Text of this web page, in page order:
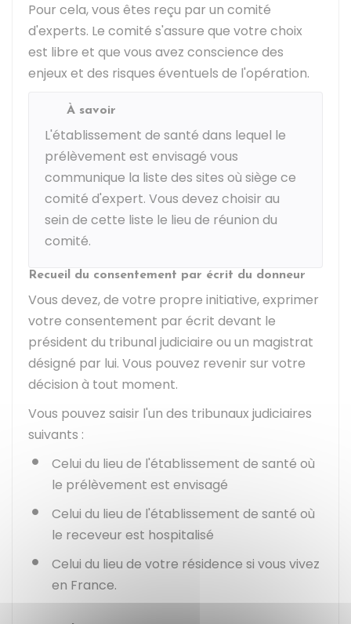
Pour cela, vous êtes reçu par un comité
d'experts. Le comité s'assure que votre choix
est libre et que vous avez conscience des
enjeux et des risques éventuels de l'opération.
À savoir
L'établissement de santé dans lequel le
prélèvement est envisagé vous
communique la liste des sites où siège ce
comité d'expert. Vous devez choisir au
sein de cette liste le lieu de réunion du
comité.
Recueil du consentement par écrit du donneur
Vous devez, de votre propre initiative, exprimer
votre consentement par écrit devant le
président du tribunal judiciaire ou un magistrat
désigné par lui. Vous pouvez revenir sur votre
décision à tout moment.
Vous pouvez saisir l'un des tribunaux judiciaires
suivants :
Celui du lieu de l'établissement de santé où
le prélèvement est envisagé
Celui du lieu de l'établissement de santé où
le receveur est hospitalisé
Celui du lieu de votre résidence si vous vivez
en France.